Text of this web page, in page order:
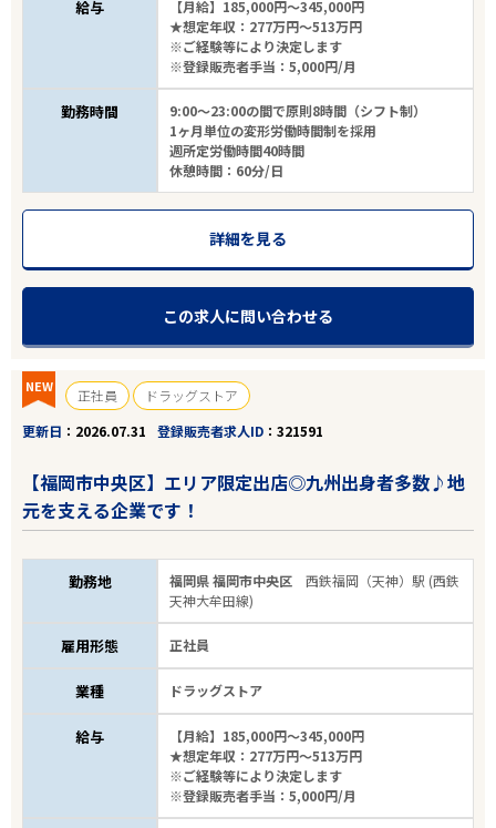
給与
【月給】185,000円～345,000円
★想定年収：277万円～513万円
※ご経験等により決定します
※登録販売者手当：5,000円/月
勤務時間
9:00～23:00の間で原則8時間（シフト制）
1ヶ月単位の変形労働時間制を採用
週所定労働時間40時間
休憩時間：60分/日
詳細を見る
この求人に問い合わせる
NEW 正社員
ドラッグストア
更新日
2026.07.31 登録販売者求人ID 321591
【福岡市中央区】エリア限定出店◎九州出身者多数♪地
元を支える企業です！
勤務地 福岡県 福岡市中央区西鉄福岡（天神）駅 (西鉄
天神大牟田線)
雇用形態 正社員
業種 ドラッグストア
給与
【月給】185,000円～345,000円
★想定年収：277万円～513万円
※ご経験等により決定します
※登録販売者手当：5,000円/月